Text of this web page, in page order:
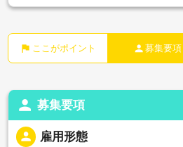
flag ここがポイント person 募集要項
person 募集要項
person 雇用形態